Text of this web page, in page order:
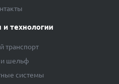
и технологии
транспорт
шельф
системы